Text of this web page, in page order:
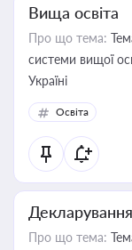
Вища освіта
Про що тема:
системи вищої
Україні
Освіта
Про що тема: